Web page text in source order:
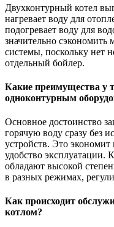
Двухконтурный котел
нагревает воду для
подогревает воду для
значительно сэкономить
системы, поскольку нет
отдельный бойлер.
Какие преимущества у
одноконтурным
Основное достоинство
горячую воду сразу без
устройств. Это экономит
удобство эксплуатации.
обладают высокой
в разных режимах,
Как происходит
котлом?